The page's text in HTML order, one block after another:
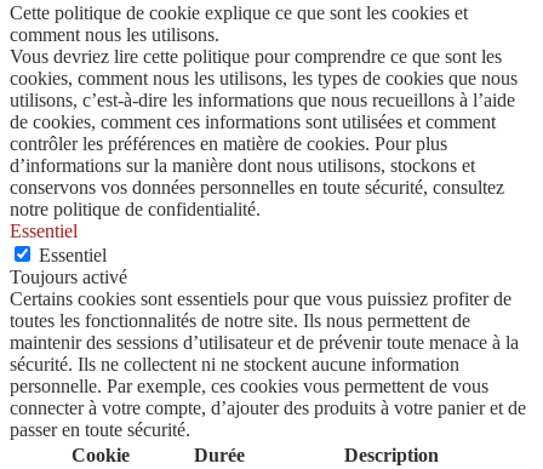
Cette politique de cookie explique ce que sont les cookies et
comment nous les utilisons.
Vous devriez lire cette politique pour comprendre ce que sont les
cookies, comment nous les utilisons, les types de cookies que nous
utilisons, c’est-à-dire les informations que nous recueillons à l’aide
de cookies, comment ces informations sont utilisées et comment
contrôler les préférences en matière de cookies. Pour plus
d’informations sur la manière dont nous utilisons, stockons et
conservons vos données personnelles en toute sécurité, consultez
notre politique de confidentialité.
Essentiel
Essentiel
Toujours activé
Certains cookies sont essentiels pour que vous puissiez profiter de
toutes les fonctionnalités de notre site. Ils nous permettent de
maintenir des sessions d’utilisateur et de prévenir toute menace à la
sécurité. Ils ne collectent ni ne stockent aucune information
personnelle. Par exemple, ces cookies vous permettent de vous
connecter à votre compte, d’ajouter des produits à votre panier et de
passer en toute sécurité.
Cookie
Durée Description